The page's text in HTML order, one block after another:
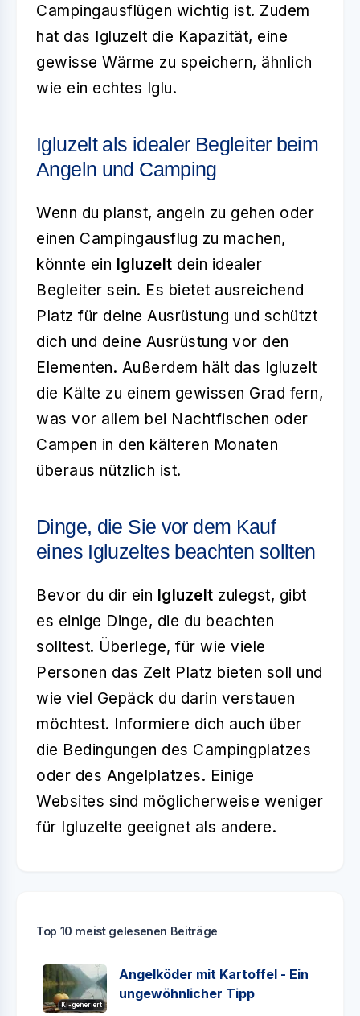
Campingausflügen wichtig ist. Zudem
hat das Igluzelt die Kapazität, eine
gewisse Wärme zu speichern, ähnlich
wie ein echtes Iglu.
Igluzelt als idealer Begleiter beim
Angeln und Camping
Wenn du planst, angeln zu gehen oder
einen Campingausflug zu machen,
könnte ein Igluzelt dein idealer
Begleiter sein. Es bietet ausreichend
Platz für deine Ausrüstung und schützt
dich und deine Ausrüstung vor den
Elementen. Außerdem hält das Igluzelt
die Kälte zu einem gewissen Grad fern,
was vor allem bei Nachtfischen oder
Campen in den kälteren Monaten
überaus nützlich ist.
Dinge, die Sie vor dem Kauf
eines Igluzeltes beachten sollten
Bevor du dir ein Igluzelt zulegst, gibt
es einige Dinge, die du beachten
solltest. Überlege, für wie viele
Personen das Zelt Platz bieten soll und
wie viel Gepäck du darin verstauen
möchtest. Informiere dich auch über
die Bedingungen des Campingplatzes
oder des Angelplatzes. Einige
Websites sind möglicherweise weniger
für Igluzelte geeignet als andere.
Top 10 meist gelesenen Beiträge
KI-generiert
Angelköder mit Kartoffel - Ein
ungewöhnlicher Tipp